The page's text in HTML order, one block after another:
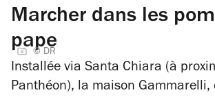
Marcher dans les
pape
© DR
Installée via Santa Chiara (à
Panthéon), la maison Gammarelli,